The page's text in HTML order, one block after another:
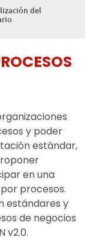
del
y poder
estándar,
en una
procesos.
estándares y
de negocios
v2.0.